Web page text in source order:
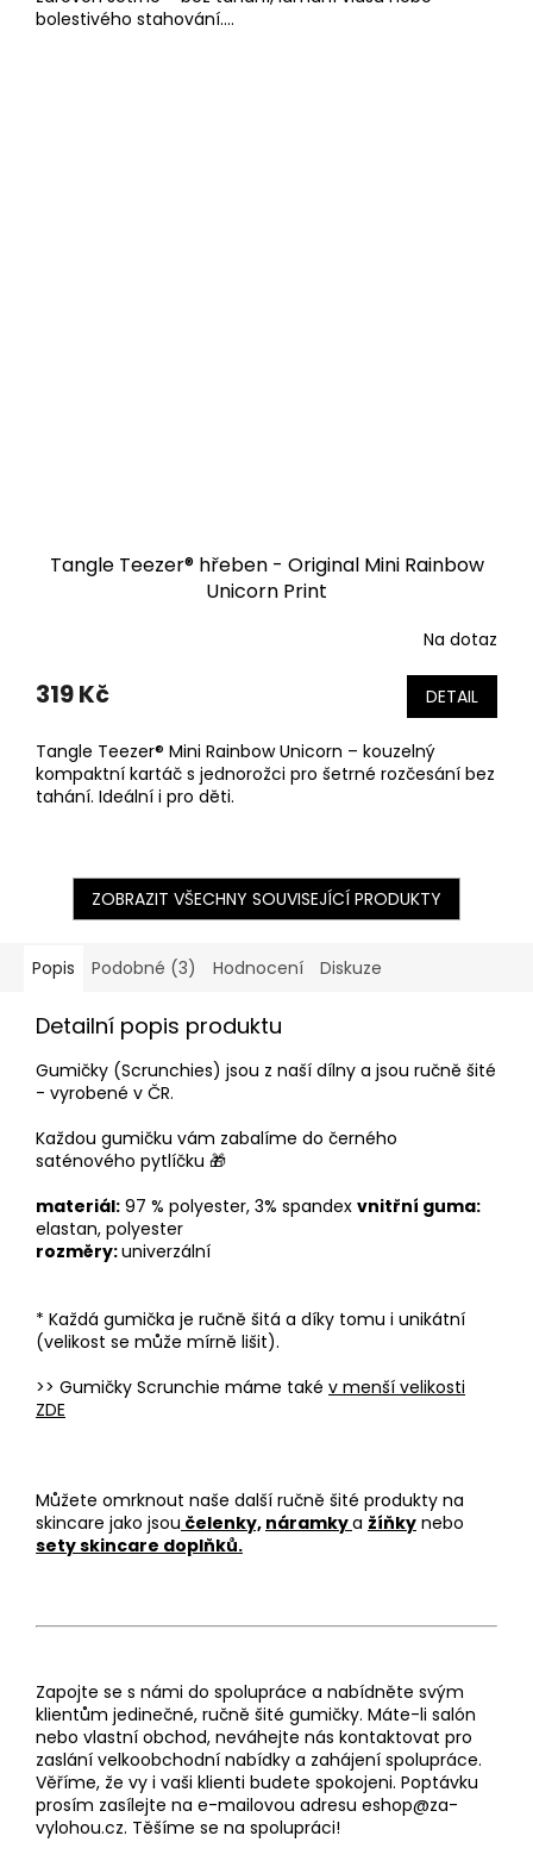
bolestivého stahování....
Tangle Teezer® hřeben - Original Mini Rainbow
Unicorn Print
Na dotaz
319 Kč DETAIL
Tangle Teezer® Mini Rainbow Unicorn – kouzelný
kompaktní kartáč s jednorožci pro šetrné rozčesání bez
tahání. Ideální i pro děti.
ZOBRAZIT VŠECHNY SOUVISEJÍCÍ PRODUKTY
Popis Podobné (3) Hodnocení Diskuze
Detailní popis produktu
Gumičky (Scrunchies) jsou z naší dílny a jsou ručně šité
- vyrobené v ČR.
Každou gumičku vám zabalíme do černého
saténového pytlíčku 🎁
materiál: 97 % polyester, 3% spandex vnitřní guma:
elastan, polyester
rozměry:univerzální
* Každá gumička je ručně šitá a díky tomu i unikátní
(velikost se může mírně lišit).
>> Gumičky Scrunchie máme také v menší velikosti
ZDE
Můžete omrknout naše další ručně šité produkty na
skincare jako jsou čelenky, náramkya žíňky nebo
sety skincare doplňků.
Zapojte se s námi do spolupráce a nabídněte svým
klientům jedinečné, ručně šité gumičky. Máte-li salón
nebo vlastní obchod, neváhejte nás kontaktovat pro
zaslání velkoobchodní nabídky a zahájení spolupráce.
Věříme, že vy i vaši klienti budete spokojeni. Poptávku
prosím zasílejte na e-mailovou adresu eshop@za-
vylohou.cz. Těšíme se na spolupráci!